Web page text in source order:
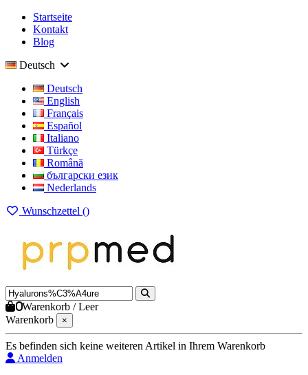
Startseite
Kontakt
Blog
Deutsch
Deutsch
English
Français
Español
Italiano
Türkçe
Română
български език
Nederlands
Wunschzettel ()
0Warenkorb /Leer
Warenkorb
×
Es befinden sich keine weiteren Artikel in Ihrem Warenkorb
Anmelden